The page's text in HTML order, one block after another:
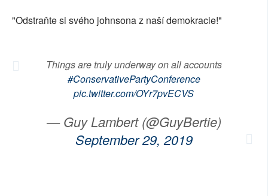
"Odstraňte si svého johnsona z naší demokracie!"
Things are truly underway on all accounts
#ConservativePartyConference
pic.twitter.com/OYr7pvECVS
— Guy Lambert (@GuyBertie)
September 29, 2019